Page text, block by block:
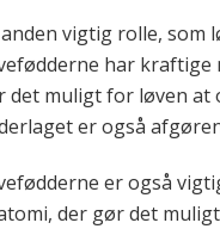
anden vigtig rolle,
har
det muligt for løven at
er også
er også
der gør det